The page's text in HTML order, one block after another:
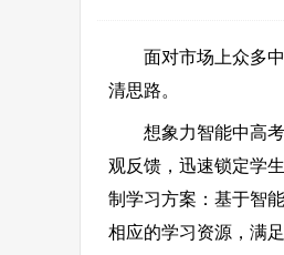
面对市场上众多中
清思路。
想象力智能中高考
观反馈，迅速锁定学
制学习方案：基于智
相应的学习资源，满